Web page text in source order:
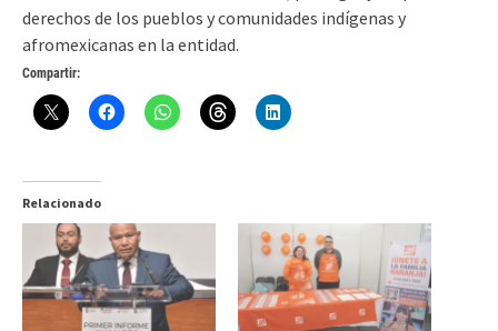
derechos de los pueblos y comunidades indígenas y
afromexicanas en la entidad.
Compartir:
Relacionado